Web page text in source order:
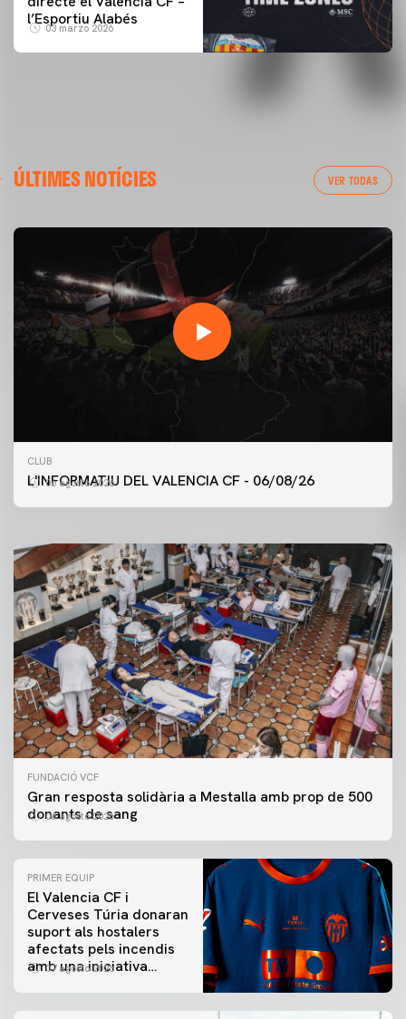
l’Esportiu Alabés
03 marzo 2026
ÚLTIMES NOTÍCIES VER TODAS
CLUB
L'INFORMATIU DEL VALENCIA CF - 06/08/26
06 agosto 2026
PRIMER EQUIP
ENTRENAMENT DEL VALENCIA CF 6/8/2026
FUNDACIÓ VCF
Gran resposta solidària a Mestalla amb prop de 500
donants de sang
06 agosto 2026
PRIMER EQUIP
El Valencia CF i
Cerveses Túria donaran
suport als hostalers
afectats pels incendis
amb una iniciativa
07 agosto 2026